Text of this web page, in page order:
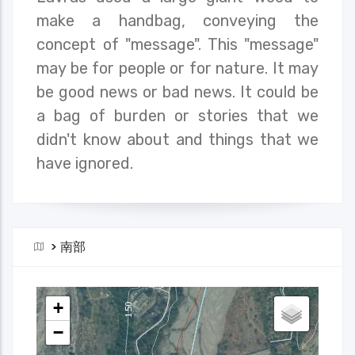
make a handbag, conveying the
concept of "message". This "message"
may be for people or for nature. It may
be good news or bad news. It could be
a bag of burden or stories that we
didn't know about and things that we
have ignored.
> 南部